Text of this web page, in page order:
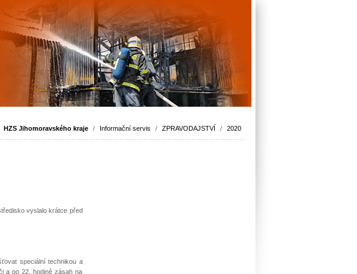
HZS Jihomoravského kraje / Informační servis / ZPRAVODAJSTVÍ / 2020
vyslalo krátce před
speciální technikou a
a po 22. hodině zásah na